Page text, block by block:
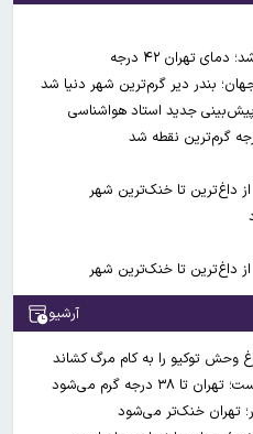
تهران ۴۲ درجه
جدید استاد هواشناسی
از داغ‌ترین تا خنک‌ترین شهر
از داغ‌ترین تا خنک‌ترین شهر
آرشیو
وحش توکیو را به کام مرگ کشاند
تهران خنک‌تر می‌شود